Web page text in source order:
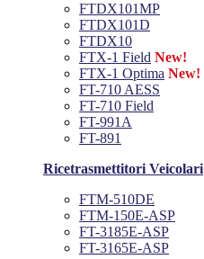
FTDX101MP
FTDX101D
FTDX10
FTX-1 Field New!
FTX-1 Optima New!
FT-710 AESS
FT-710 Field
FT-991A
FT-891
Ricetrasmettitori Veicolari
FTM-510DE
FTM-150E-ASP
FT-3185E-ASP
FT-3165E-ASP